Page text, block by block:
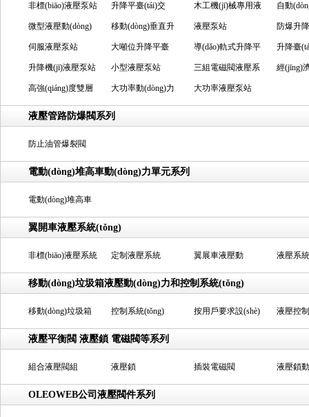
非標(biāo)液壓泵站 升降平臺(tái)交
流、直流液壓泵站
木工機(jī)械專用液
壓泵站
自動
流動
微型液壓動(dòng)
力單元
移動(dòng)垂直升
降臺(tái)
液壓泵站 防爆升
液壓動
元
伺服液壓泵站 大噸位升降平臺
(tái)液壓泵站
導(dǎo)軌式升降平
臺(tái)液壓泵站
升降臺
力單元
升降機(jī)液壓泵站 小型液壓泵站 三組電磁閥液壓系
統(tǒng)
經(jīng)
高強(qiáng)度雙層
升降臺(tái)
大功率動(dòng)力
單元
大功率液壓泵站
液壓管路防爆閥系列
防止油管爆裂閥
電動(dòng)堆高車動(dòng)力單元系列
電動(dòng)堆高車
專用動(dòng)力單
元
翼開車液壓系統(tǒng)
非標(biāo)液壓系統
(tǒng)
定制液壓系統
(tǒng)
翼展車液壓動
(dòng)力單元
液壓系
移動(dòng)垃圾箱液壓動(dòng)力和控制系統(tǒng)
移動(dòng)垃圾箱
專用液壓泵站
控制系統(tǒng) 按用戶要求設(shè)
計(jì)生產(chǎn)液
壓系統(tǒng)
液壓控
(tǒng)
液壓平衡閥 液壓鎖 電磁閥等系列
組合液壓閥組 液壓鎖 插裝電磁閥 液壓鎖
單元
OLEOWEB公司液壓閥件系列